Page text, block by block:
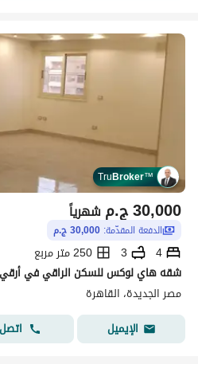
TruBroker™
ج.م30,000 شهرياً
الدفعة المقدّمة: 30,000 ج.م
4
3
250 متر مربع
شقه هاي لوكس للسكن الراقي في أرقي
مصر الجديدة، القاهرة
الإيميل
اتصل